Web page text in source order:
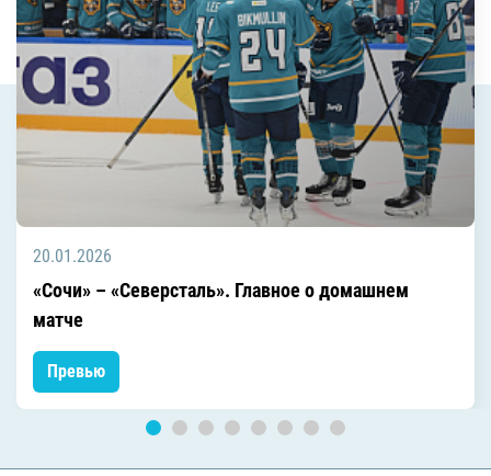
20.01.2026
«Сочи» – «Северсталь». Главное о домашнем
матче
Превью